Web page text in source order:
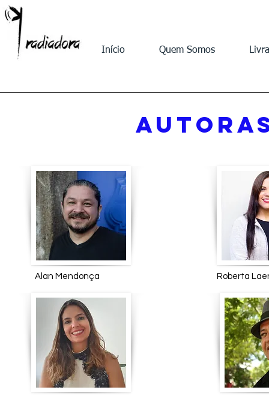
Início Quem Somos
Alan Mendonça Roberta